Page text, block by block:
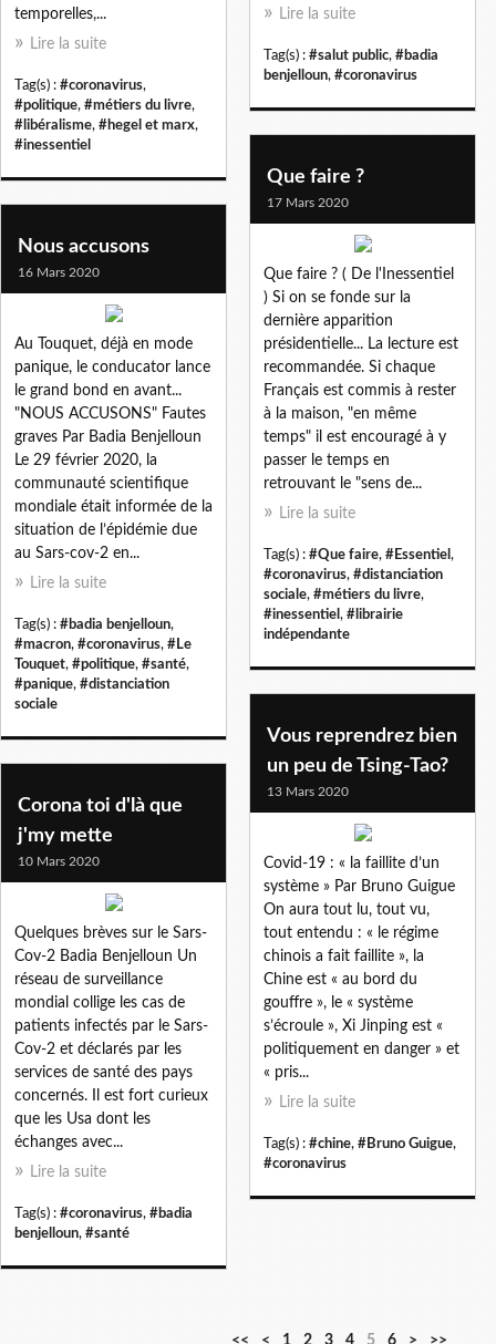
temporelles,...
Lire la suite
Tag(s) : #coronavirus,
#politique, #métiers du livre,
#libéralisme, #hegel et marx,
#inessentiel
Lire la suite
Tag(s) : #salut public, #badia
benjelloun, #coronavirus
Que faire ?
17 Mars 2020
Que faire ? ( De l'Inessentiel
) Si on se fonde sur la
dernière apparition
présidentielle... La lecture est
recommandée. Si chaque
Français est commis à rester
à la maison, "en même
temps" il est encouragé à y
passer le temps en
retrouvant le "sens de...
Lire la suite
Tag(s) : #Que faire, #Essentiel ,
#coronavirus, #distanciation
sociale, #métiers du livre,
#inessentiel , #librairie
indépendante
Nous accusons
16 Mars 2020
Au Touquet, déjà en mode
panique, le conducator lance
le grand bond en avant...
"NOUS ACCUSONS" Fautes
graves Par Badia Benjelloun
Le 29 février 2020, la
communauté scientifique
mondiale était informée de la
situation de l’épidémie due
au Sars-cov-2 en...
Lire la suite
Tag(s) : #badia benjelloun,
#macron, #coronavirus, #Le
Touquet, #politique, #santé,
#panique, #distanciation
sociale
Vous reprendrez bien
un peu de Tsing-Tao?
13 Mars 2020
Covid-19 : « la faillite d’un
système » Par Bruno Guigue
On aura tout lu, tout vu,
tout entendu : « le régime
chinois a fait faillite », la
Chine est « au bord du
gouffre », le « système
s’écroule », Xi Jinping est «
politiquement en danger » et
« pris...
Lire la suite
Tag(s) : #chine, #Bruno Guigue,
#coronavirus
Corona toi d'là que
j'my mette
10 Mars 2020
Quelques brèves sur le Sars-
Cov-2 Badia Benjelloun Un
réseau de surveillance
mondial collige les cas de
patients infectés par le Sars-
Cov-2 et déclarés par les
services de santé des pays
concernés. Il est fort curieux
que les Usa dont les
échanges avec...
Lire la suite
Tag(s) : #coronavirus, #badia
benjelloun, #santé
<< < 1 2 3 4 5 6 > >>